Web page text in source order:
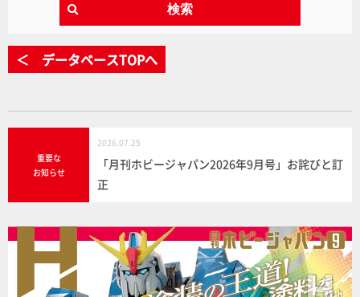
検索
＜ データベースTOPへ
重要な
お知らせ
2026.07.25
「月刊ホビージャパン2026年9月号」お詫びと訂
正